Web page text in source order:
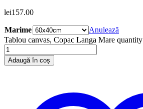
lei157.00
Marime
Anulează
Tablou canvas, Copac Langa Mare quantity
Adaugă în coș